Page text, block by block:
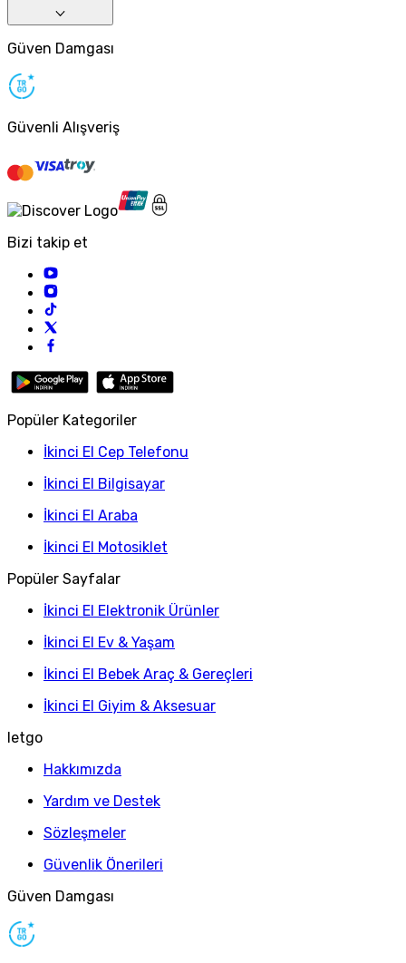
Güven Damgası
Güvenli Alışveriş
Bizi takip et
Popüler Kategoriler
İkinci El Cep Telefonu
İkinci El Bilgisayar
İkinci El Araba
İkinci El Motosiklet
Popüler Sayfalar
İkinci El Elektronik Ürünler
İkinci El Ev & Yaşam
İkinci El Bebek Araç & Gereçleri
İkinci El Giyim & Aksesuar
letgo
Hakkımızda
Yardım ve Destek
Sözleşmeler
Güvenlik Önerileri
Güven Damgası